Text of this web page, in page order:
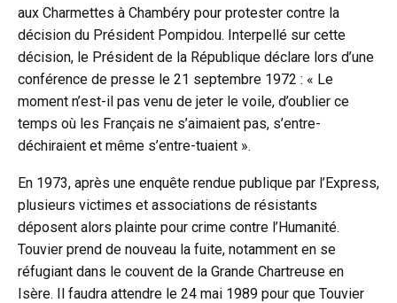
aux Charmettes à Chambéry pour protester contre la
décision du Président Pompidou. Interpellé sur cette
décision, le Président de la République déclare lors d’une
conférence de presse le 21 septembre 1972 : « Le
moment n’est-il pas venu de jeter le voile, d’oublier ce
temps où les Français ne s’aimaient pas, s’entre-
déchiraient et même s’entre-tuaient ».
En 1973, après une enquête rendue publique par l’Express,
plusieurs victimes et associations de résistants
déposent alors plainte pour crime contre l’Humanité.
Touvier prend de nouveau la fuite, notamment en se
réfugiant dans le couvent de la Grande Chartreuse en
Isère. Il faudra attendre le 24 mai 1989 pour que Touvier